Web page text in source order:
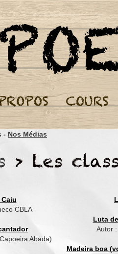
- Nos Médias
CBLA
Abada)
Luta
Autor
Madeira boa
Cours de Capoeira
E o moleque nao viu
Isso aqui é capoeira
É Capoeira Brasil